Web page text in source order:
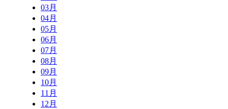
03月
04月
05月
06月
07月
08月
09月
10月
11月
12月